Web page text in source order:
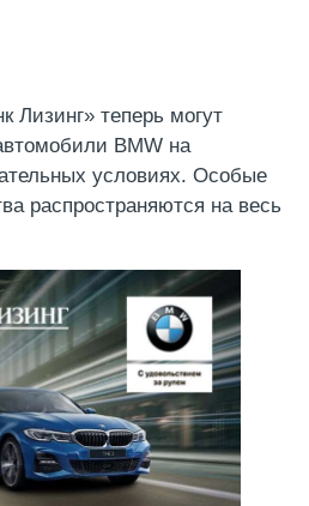
Лизинг» теперь могут
BMW на
условиях. Особые
распространяются на весь